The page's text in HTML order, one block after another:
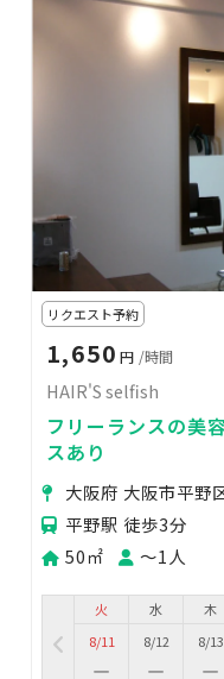
リクエスト予約
1,650 円 /時間
HAIR'S selfish
フリーランスの美
スあり
大阪府 大阪市平野
平野駅 徒歩3分
50㎡
〜1人
火
8/11
水
8/12
木
8/13